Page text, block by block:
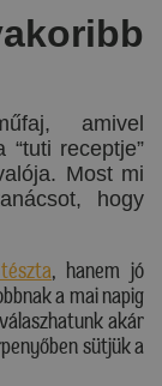
amivel
“tuti receptje”
Most mi
hogy
, hanem jó
a mai napig
akár
sütjük a